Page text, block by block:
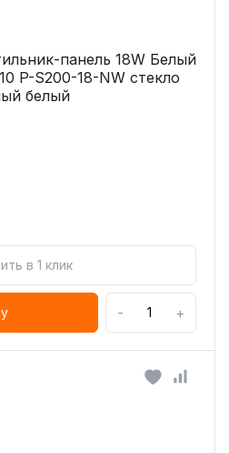
панель 18W Белый
P-S200-18-NW стекло
белый
в 1 клик
- +